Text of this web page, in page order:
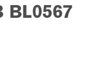
BL0567